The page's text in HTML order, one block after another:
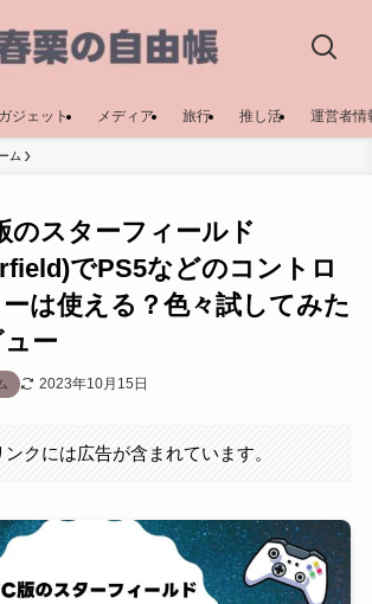
ガジェット メディア 旅行 推し活 運営者情
ム
のスターフィールド
でPS5などのコントロ
は使える？色々試してみた
ー
2023年10月15日
クには広告が含まれています。